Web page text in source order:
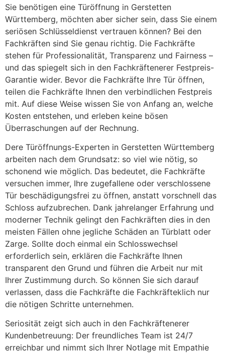
Sie benötigen eine Türöffnung in Gerstetten
Württemberg, möchten aber sicher sein, dass Sie einem
seriösen Schlüsseldienst vertrauen können? Bei den
Fachkräften sind Sie genau richtig. Die Fachkräfte
stehen für Professionalität, Transparenz und Fairness –
und das spiegelt sich in den Fachkräftenerer Festpreis-
Garantie wider. Bevor die Fachkräfte Ihre Tür öffnen,
teilen die Fachkräfte Ihnen den verbindlichen Festpreis
mit. Auf diese Weise wissen Sie von Anfang an, welche
Kosten entstehen, und erleben keine bösen
Überraschungen auf der Rechnung.
Dere Türöffnungs-Experten in Gerstetten Württemberg
arbeiten nach dem Grundsatz: so viel wie nötig, so
schonend wie möglich. Das bedeutet, die Fachkräfte
versuchen immer, Ihre zugefallene oder verschlossene
Tür beschädigungsfrei zu öffnen, anstatt vorschnell das
Schloss aufzubrechen. Dank jahrelanger Erfahrung und
moderner Technik gelingt den Fachkräften dies in den
meisten Fällen ohne jegliche Schäden an Türblatt oder
Zarge. Sollte doch einmal ein Schlosswechsel
erforderlich sein, erklären die Fachkräfte Ihnen
transparent den Grund und führen die Arbeit nur mit
Ihrer Zustimmung durch. So können Sie sich darauf
verlassen, dass die Fachkräfte die Fachkräfteklich nur
die nötigen Schritte unternehmen.
Seriosität zeigt sich auch in den Fachkräftenerer
Kundenbetreuung: Der freundliches Team ist 24/7
erreichbar und nimmt sich Ihrer Notlage mit Empathie